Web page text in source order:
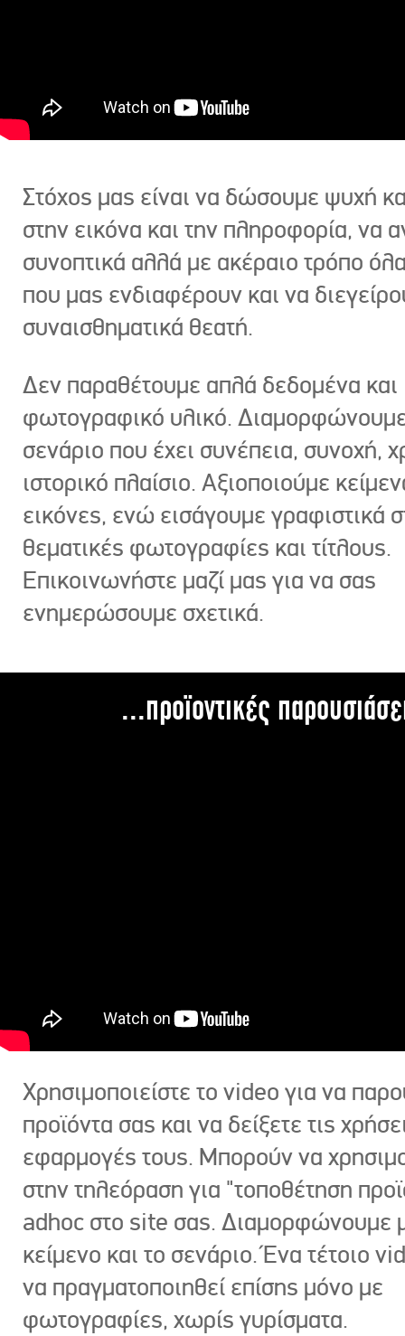
Στόχος μας είναι να δώσουμε ψυχή
στην εικόνα και την πληροφορία, να
συνοπτικά αλλά με ακέραιο τρόπο
που μας ενδιαφέρουν και να
συναισθηματικά θεατή.
Δεν παραθέτουμε απλά δεδομένα και
φωτογραφικό υλικό.
σενάριο που έχει συνέπεια, συνοχή,
ιστορικό πλαίσιο. Αξιοποιούμε
εικόνες, ενώ εισάγουμε γραφιστικά
θεματικές φωτογραφίες και τίτλους.
Επικοινωνήστε μαζί μας για να σας
ενημερώσουμε σχετικά.
...προϊοντικές
Χρησιμοποιείστε το video για να
προϊόντα σας και να δείξετε τις
εφαρμογές τους. Μπορούν να
στην τηλεόραση για "τοποθέτηση
adhoc στο site σας. Διαμορφώνουμε
κείμενο και το σενάριο. Ένα τέτοιο
να πραγματοποιηθεί επίσης μόνο με
φωτογραφίες, χωρίς γυρίσματα.